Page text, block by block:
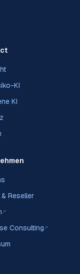
KI
KI
Reseller
↗
Consulting ↗